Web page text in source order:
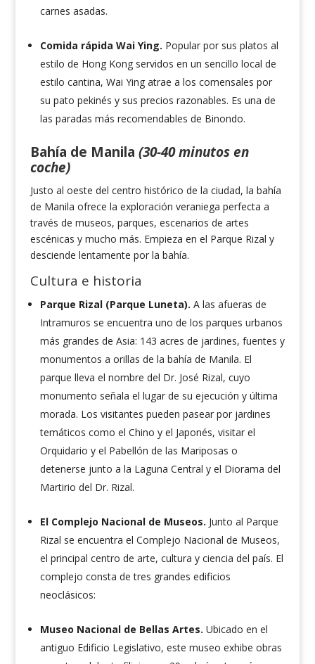
carnes asadas.
Comida rápida Wai Ying. Popular por sus platos al
estilo de Hong Kong servidos en un sencillo local de
estilo cantina, Wai Ying atrae a los comensales por
su pato pekinés y sus precios razonables. Es una de
las paradas más recomendables de Binondo.
Bahía de Manila (30-40 minutos en
coche)
Justo al oeste del centro histórico de la ciudad, la bahía
de Manila ofrece la exploración veraniega perfecta a
través de museos, parques, escenarios de artes
escénicas y mucho más. Empieza en el Parque Rizal y
desciende lentamente por la bahía.
Cultura e historia
Parque Rizal (Parque Luneta). A las afueras de
Intramuros se encuentra uno de los parques urbanos
más grandes de Asia: 143 acres de jardines, fuentes y
monumentos a orillas de la bahía de Manila. El
parque lleva el nombre del Dr. José Rizal, cuyo
monumento señala el lugar de su ejecución y última
morada. Los visitantes pueden pasear por jardines
temáticos como el Chino y el Japonés, visitar el
Orquidario y el Pabellón de las Mariposas o
detenerse junto a la Laguna Central y el Diorama del
Martirio del Dr. Rizal.
El Complejo Nacional de Museos. Junto al Parque
Rizal se encuentra el Complejo Nacional de Museos,
el principal centro de arte, cultura y ciencia del país. El
complejo consta de tres grandes edificios
neoclásicos:
Museo Nacional de Bellas Artes. Ubicado en el
antiguo Edificio Legislativo, este museo exhibe obras